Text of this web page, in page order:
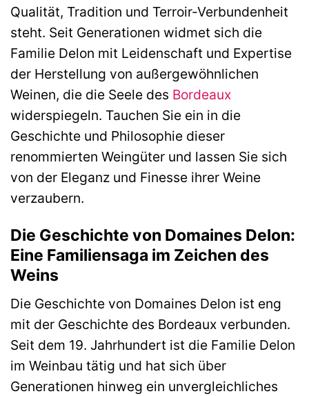
Qualität, Tradition und Terroir-Verbundenheit
steht. Seit Generationen widmet sich die
Familie Delon mit Leidenschaft und Expertise
der Herstellung von außergewöhnlichen
Weinen, die die Seele des Bordeaux
widerspiegeln. Tauchen Sie ein in die
Geschichte und Philosophie dieser
renommierten Weingüter und lassen Sie sich
von der Eleganz und Finesse ihrer Weine
verzaubern.
Die Geschichte von Domaines Delon:
Eine Familiensaga im Zeichen des
Weins
Die Geschichte von Domaines Delon ist eng
mit der Geschichte des Bordeaux verbunden.
Seit dem 19. Jahrhundert ist die Familie Delon
im Weinbau tätig und hat sich über
Generationen hinweg ein unvergleichliches